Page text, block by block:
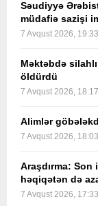
Səudiyyə
müdafiə sazişi
7 Avqust 2026, 19:33
Məktəbdə
öldürdü
7 Avqust 2026, 18:17
Alimlər
7 Avqust 2026, 18:03
Araşdırma:
həqiqətən də
7 Avqust 2026, 17:33